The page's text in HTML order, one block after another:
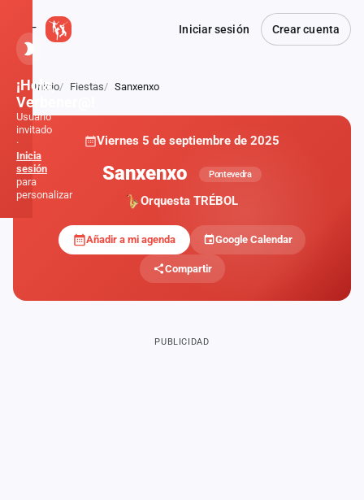
Iniciar sesión Crear cuenta
Atrás
Inicio Fiestas Sanxenxo
Viernes 5 de septiembre de 2025
Sanxenxo Pontevedra
Orquesta TRÉBOL
Añadir a mi agenda Google Calendar
Compartir
PUBLICIDAD
¡Hola,
Verbener@!
Usuario
invitado
·
Inicia
sesión
para
personalizar